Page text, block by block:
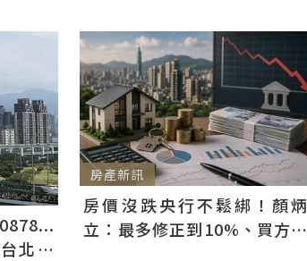
北人
房產新訊
房價沒跌央行不鬆綁！顏炳
立：最多修正到10%、買方仍